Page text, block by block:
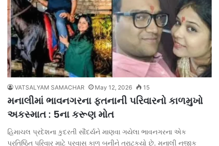
VATSALYAM SAMACHAR May 12, 2026 15
મનાલીમાં ભાવનગરના ફતનાની પરિવારનો કાળમુખો
અકસ્માત : 5ના કરૂણ મોત
હિમાચલ પ્રદેશના કુદરતી સૌંદર્યને માણવા ગયેલા ભાવનગરના એક
પ્રતિષ્ઠિત પરિવાર માટે પ્રવાસ કાળ બનીને ત્રાટકયો છે. મનાલી નજીક